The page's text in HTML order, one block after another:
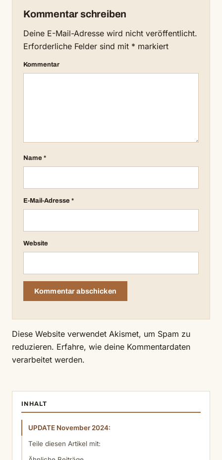
Kommentar schreiben
Deine E-Mail-Adresse wird nicht veröffentlicht.
Erforderliche Felder sind mit * markiert
Kommentar
Name *
E-Mail-Adresse *
Website
Diese Website verwendet Akismet, um Spam zu
reduzieren. Erfahre, wie deine Kommentardaten
verarbeitet werden.
INHALT
UPDATE November 2024:
Teile diesen Artikel mit: